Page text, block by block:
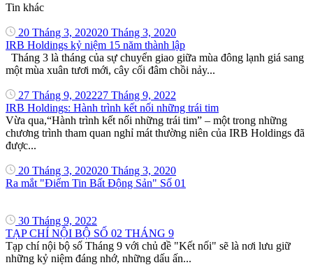
Tin khác
20 Tháng 3, 202020 Tháng 3, 2020
IRB Holdings kỷ niệm 15 năm thành lập
Tháng 3 là tháng của sự chuyển giao giữa mùa đông lạnh giá sang
một mùa xuân tươi mới, cây cối đâm chồi nảy...
27 Tháng 9, 202227 Tháng 9, 2022
IRB Holdings: Hành trình kết nối những trái tim
Vừa qua,“Hành trình kết nối những trái tim” – một trong những
chương trình tham quan nghỉ mát thường niên của IRB Holdings đã
được...
20 Tháng 3, 202020 Tháng 3, 2020
Ra mắt "Điểm Tin Bất Động Sản" Số 01
30 Tháng 9, 2022
TẠP CHÍ NỘI BỘ SỐ 02 THÁNG 9
Tạp chí nội bộ số Tháng 9 với chủ đề "Kết nối" sẽ là nơi lưu giữ
những kỷ niệm đáng nhớ, những dấu ấn...